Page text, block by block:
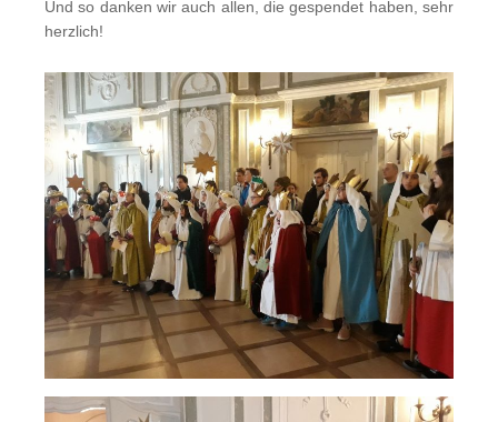
Und so danken wir auch allen, die gespendet haben, sehr
herzlich!